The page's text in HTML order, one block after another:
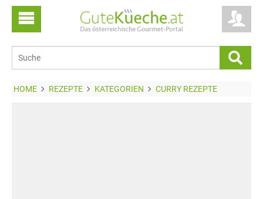
HOME REZEPTE KATEGORIEN CURRY REZEPTE